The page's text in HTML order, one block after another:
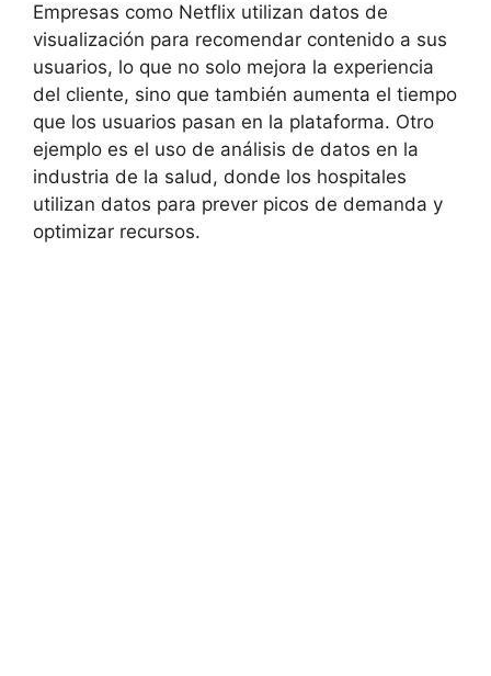
Empresas como Netflix utilizan datos de
visualización para recomendar contenido a sus
usuarios, lo que no solo mejora la experiencia
del cliente, sino que también aumenta el tiempo
que los usuarios pasan en la plataforma. Otro
ejemplo es el uso de análisis de datos en la
industria de la salud, donde los hospitales
utilizan datos para prever picos de demanda y
optimizar recursos.